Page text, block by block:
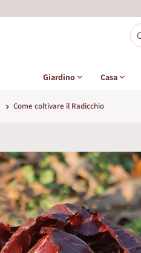
Giardino Casa
Come coltivare il Radicchio